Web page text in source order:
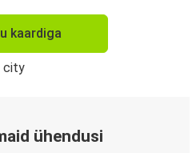
kaardiga
ühendusi